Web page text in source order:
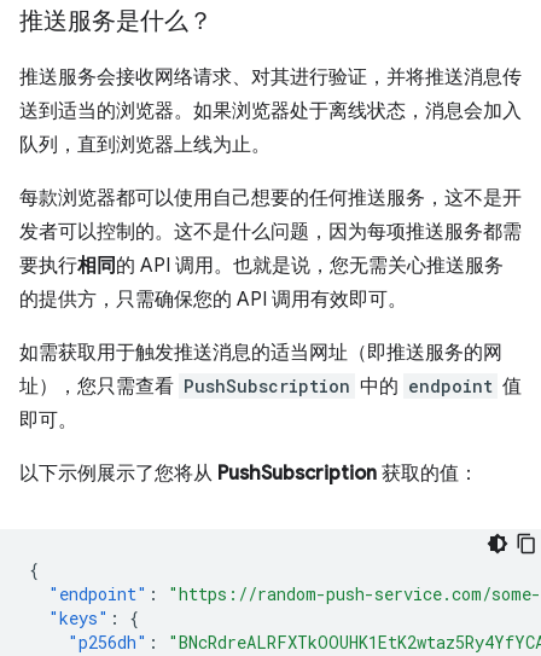
推送服务是什么？
推送服务会接收网络请求、对其进行验证，并将推送消息传
送到适当的浏览器。如果浏览器处于离线状态，消息会加入
队列，直到浏览器上线为止。
每款浏览器都可以使用自己想要的任何推送服务，这不是开
发者可以控制的。这不是什么问题，因为每项推送服务都需
要执行相同的 API 调用。也就是说，您无需关心推送服务
的提供方，只需确保您的 API 调用有效即可。
如需获取用于触发推送消息的适当网址（即推送服务的网
址），您只需查看 PushSubscription 中的 endpoint 值
即可。
以下示例展示了您将从 PushSubscription 获取的值：
{
"endpoint" :
"https://random-push-service.com/
"keys" :
{
"p256dh" :